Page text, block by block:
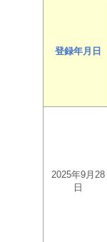
登録年月日
2025年9月28
日